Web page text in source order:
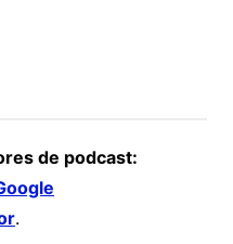
de podcast:
.